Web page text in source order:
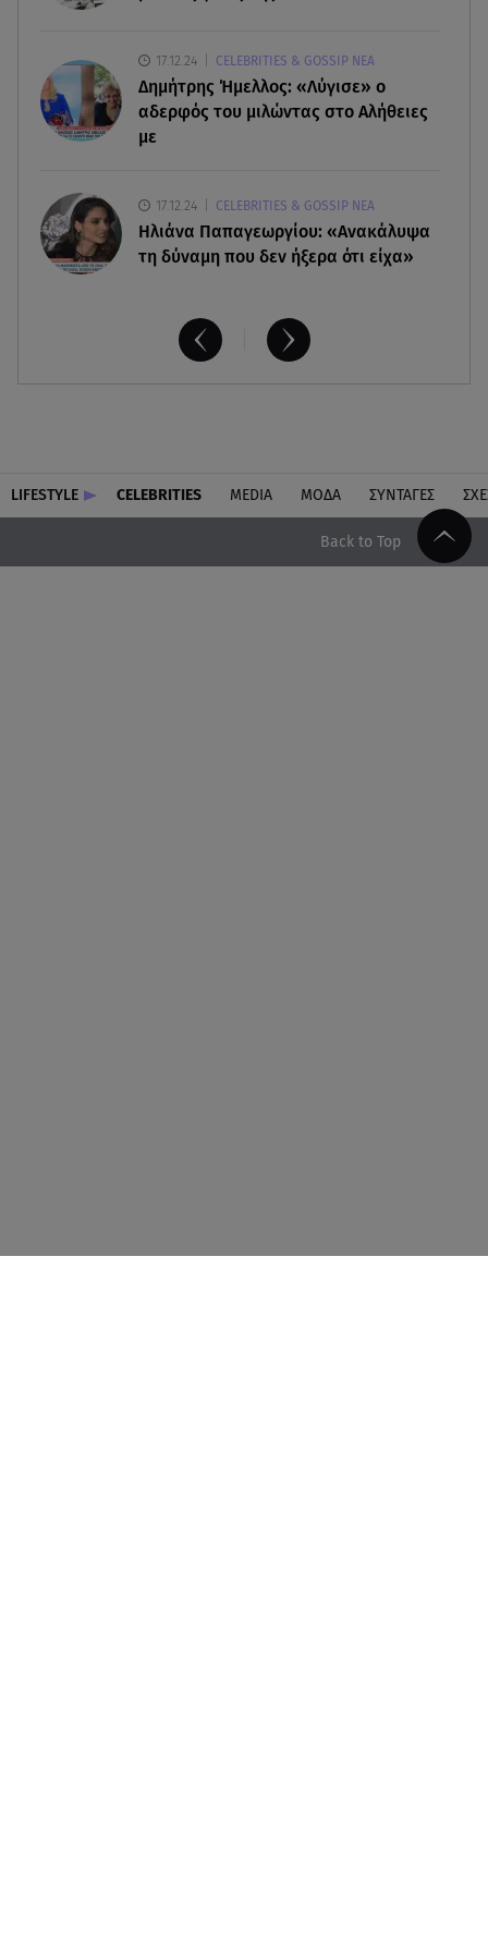
17.12.24 CELEBRITIES & GOSSIP ΝΕΑ
Δημήτρης Ήμελλος: «Λύγισε» ο
αδερφός του μιλώντας στο Αλήθειες
με
17.12.24 CELEBRITIES & GOSSIP ΝΕΑ
Ηλιάνα Παπαγεωργίου: «Ανακάλυψα
τη δύναμη που δεν ήξερα ότι είχα»
LIFESTYLE CELEBRITIES MEDIA ΜΟΔΑ ΣΥΝΤΑΓΕΣ
Back to Top